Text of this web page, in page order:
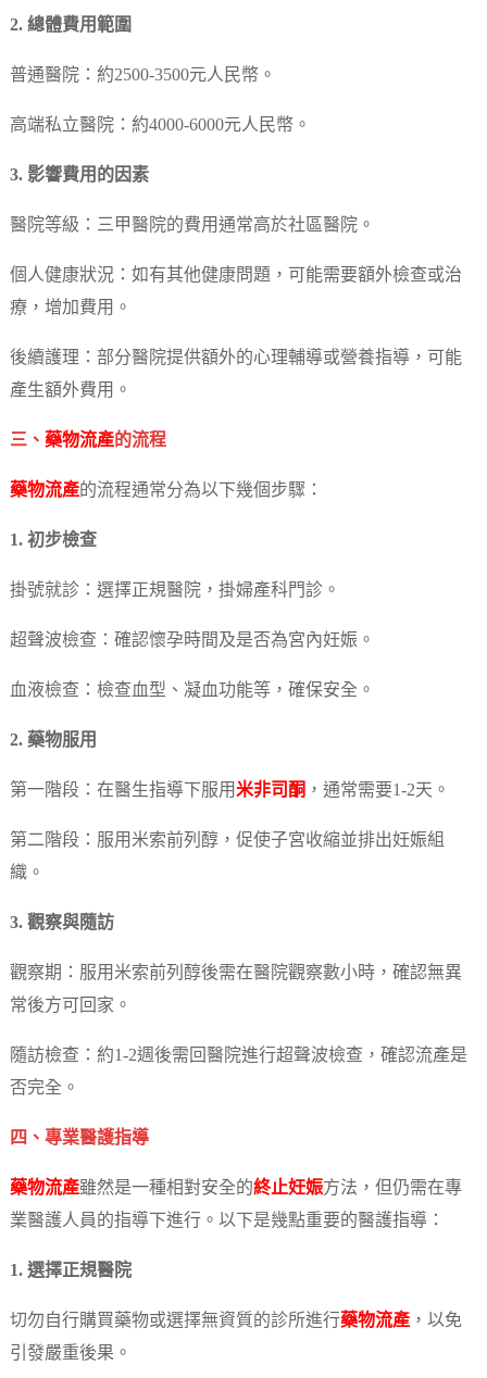
2. 總體費用範圍
普通醫院：約2500-3500元人民幣。
高端私立醫院：約4000-6000元人民幣。
3. 影響費用的因素
醫院等級：三甲醫院的費用通常高於社區醫院。
個人健康狀況：如有其他健康問題，可能需要額外檢查或治
療，增加費用。
後續護理：部分醫院提供額外的心理輔導或營養指導，可能
產生額外費用。
三、 藥物流產的流程
藥物流產的流程通常分為以下幾個步驟：
1. 初步檢查
掛號就診：選擇正規醫院，掛婦產科門診。
超聲波檢查：確認懷孕時間及是否為宮內妊娠。
血液檢查：檢查血型、凝血功能等，確保安全。
2. 藥物服用
第一階段：在醫生指導下服用米非司酮 ，通常需要1-2天。
第二階段：服用米索前列醇，促使子宮收縮並排出妊娠組
織。
3. 觀察與隨訪
觀察期：服用米索前列醇後需在醫院觀察數小時，確認無異
常後方可回家。
隨訪檢查：約1-2週後需回醫院進行超聲波檢查，確認流產是
否完全。
四、專業醫護指導
藥物流產雖然是一種相對安全的終止妊娠方法，但仍需在專
業醫護人員的指導下進行。以下是幾點重要的醫護指導：
1. 選擇正規醫院
切勿自行購買藥物或選擇無資質的診所進行藥物流產，以免
引發嚴重後果。